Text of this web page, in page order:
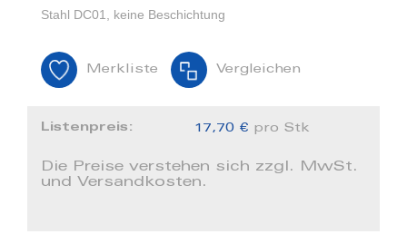
Stahl DC01, keine Beschichtung
Merkliste Vergleichen
Listenpreis: 17,70 € pro Stk
Die Preise verstehen sich zzgl. MwSt.
und Versandkosten.